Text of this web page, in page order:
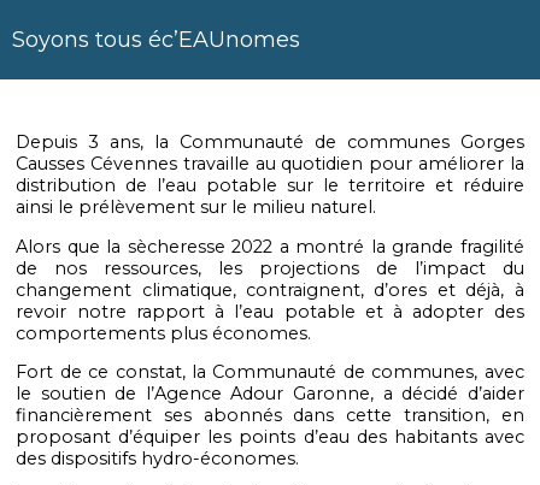
Soyons tous éc’EAUnomes
Depuis 3 ans, la Communauté de communes Gorges
Causses Cévennes travaille au quotidien pour améliorer la
distribution de l’eau potable sur le territoire et réduire
ainsi le prélèvement sur le milieu naturel.
Alors que la sècheresse 2022 a montré la grande fragilité
de nos ressources, les projections de l’impact du
changement climatique, contraignent, d’ores et déjà, à
revoir notre rapport à l’eau potable et à adopter des
comportements plus économes.
Fort de ce constat, la Communauté de communes, avec
le soutien de l’Agence Adour Garonne, a décidé d’aider
financièrement ses abonnés dans cette transition, en
proposant d’équiper les points d’eau des habitants avec
des dispositifs hydro-économes.